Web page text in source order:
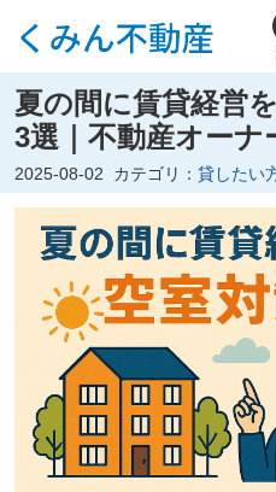
夏の間に賃貸経営
3選｜不動産オーナ
2025-08-02 カテゴリ： 貸したい